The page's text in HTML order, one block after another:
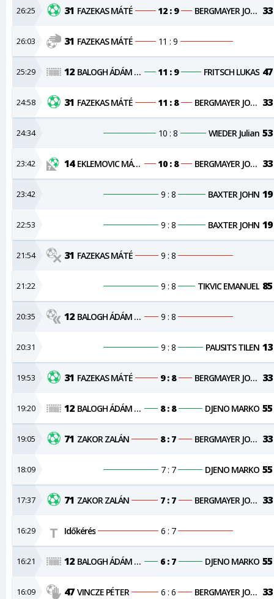
16:09 47 VINCZE PÉTER 6 : 6 BERGMAYER JONAS 33
16:21 12 BALOGH ÁDÁM KRISTÓF 6 : 7 DJENO MARKO 55
16:29 Időkérés 6 : 7
17:37 71 ZAKOR ZALÁN 7 : 7 BERGMAYER JONAS 33
18:09 7 : 7 DJENO MARKO 55
19:05 71 ZAKOR ZALÁN 8 : 7 BERGMAYER JONAS 33
19:20 12 BALOGH ÁDÁM KRISTÓF 8 : 8 DJENO MARKO 55
19:53 31 FAZEKAS MÁTÉ 9 : 8 BERGMAYER JONAS 33
20:31 9 : 8 PAUSITS TILEN 13
20:35 12 BALOGH ÁDÁM KRISTÓF 9 : 8
21:22 9 : 8 TIKVIC EMANUEL 85
21:54 31 FAZEKAS MÁTÉ 9 : 8
22:53 9 : 8 BAXTER JOHN 19
23:42 9 : 8 BAXTER JOHN 19
23:42 14 EKLEMOVIC MÁRKÓ 10 : 8 BERGMAYER JONAS 33
24:34 10 : 8 WIEDER Julian 53
24:58 31 FAZEKAS MÁTÉ 11 : 8 BERGMAYER JONAS 33
25:29 12 BALOGH ÁDÁM KRISTÓF 11 : 9 FRITSCH LUKAS 47
26:03 31 FAZEKAS MÁTÉ 11 : 9
26:25 31 FAZEKAS MÁTÉ 12 : 9 BERGMAYER JONAS 33